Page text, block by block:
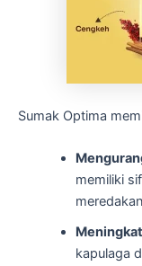
Sumak Optima
memiliki
kapulaga